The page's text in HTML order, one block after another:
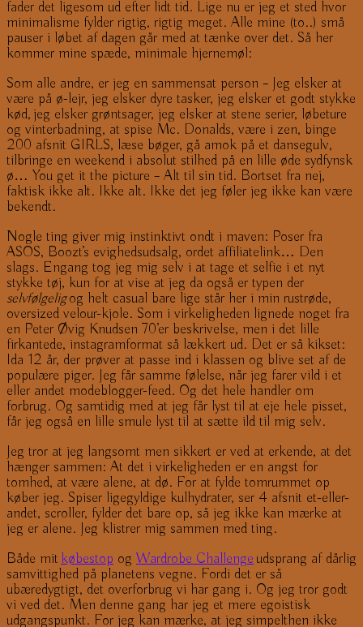
fader det ligesom ud efter lidt tid. Lige nu er jeg et sted hvor
minimalisme fylder rigtig, rigtig meget. Alle mine (to..) små
pauser i løbet af dagen går med at tænke over det. Så her
kommer mine spæde, minimale hjernemøl:
Som alle andre, er jeg en sammensat person – Jeg elsker at
være på ø-lejr, jeg elsker dyre tasker, jeg elsker et godt stykke
kød, jeg elsker grøntsager, jeg elsker at stene serier, løbeture
og vinterbadning, at spise Mc. Donalds, være i zen, binge
200 afsnit GIRLS, læse bøger, gå amok på et dansegulv,
tilbringe en weekend i absolut stilhed på en lille øde sydfynsk
ø… You get it the picture – Alt til sin tid. Bortset fra nej,
faktisk ikke alt. Ikke alt. Ikke det jeg føler jeg ikke kan være
bekendt.
Nogle ting giver mig instinktivt ondt i maven: Poser fra
ASOS, Boozt’s evighedsudsalg, ordet affiliatelink… Den
slags. Engang tog jeg mig selv i at tage et selfie i et nyt
stykke tøj, kun for at vise at jeg da også er typen der
selvfølgeligog helt casual bare lige står her i min rustrøde,
oversized velour-kjole. Som i virkeligheden lignede noget fra
en Peter Øvig Knudsen 70’er beskrivelse, men i det lille
firkantede, instagramformat så lækkert ud. Det er så kikset:
Ida 12 år, der prøver at passe ind i klassen og blive set af de
populære piger. Jeg får samme følelse, når jeg farer vild i et
eller andet modeblogger-feed. Og det hele handler om
forbrug. Og samtidig med at jeg får lyst til at eje hele pisset,
får jeg også en lille smule lyst til at sætte ild til mig selv.
Jeg tror at jeg langsomt men sikkert er ved at erkende, at det
hænger sammen: At det i virkeligheden er en angst for
tomhed, at være alene, at dø. For at fylde tomrummet op
køber jeg. Spiser ligegyldige kulhydrater, ser 4 afsnit et-eller-
andet, scroller, fylder det bare op, så jeg ikke kan mærke at
jeg er alene. Jeg klistrer mig sammen med ting.
Både mitkøbestop og Wardrobe Challenge udsprang af dårlig
samvittighed på planetens vegne. Fordi det er så
ubæredygtigt, det overforbrug vi har gang i. Og jeg tror godt
vi ved det. Men denne gang har jeg et mere egoistisk
udgangspunkt. For jeg kan mærke, at jeg simpelthen ikke